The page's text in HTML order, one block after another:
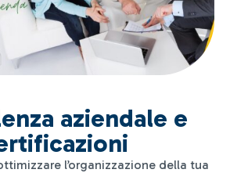
aziendale e
l’organizzazione della tua